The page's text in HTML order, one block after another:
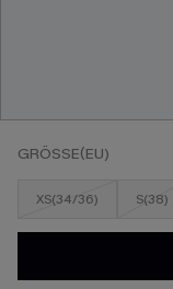
GRÖSSE(EU)
XS(34/36) S(38)